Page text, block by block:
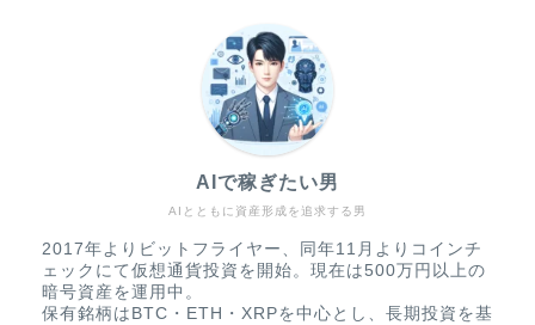
AIとともに資産形成を追求する男
AIで稼ぎたい男
2017年よりビットフライヤー、同年11月よりコインチ
ェックにて仮想通貨投資を開始。現在は500万円以上の
暗号資産を運用中。
保有銘柄はBTC・ETH・XRPを中心とし、長期投資を基